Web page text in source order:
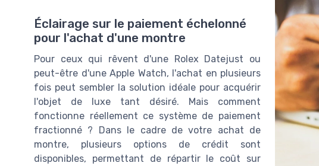
Éclairage sur le paiement échelonné
pour l'achat d'une montre
Pour ceux qui rêvent d'une Rolex Datejust ou
peut-être d'une Apple Watch, l'achat en plusieurs
fois peut sembler la solution idéale pour acquérir
l'objet de luxe tant désiré. Mais comment
fonctionne réellement ce système de paiement
fractionné ? Dans le cadre de votre achat de
montre, plusieurs options de crédit sont
disponibles, permettant de répartir le coût sur